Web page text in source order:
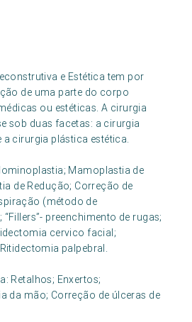
e Estética tem por
de uma parte do corpo
ou estéticas. A cirurgia
sob duas facetas: a cirurgia
cirurgia plástica estética.
Mamoplastia de
de Redução; Correção de
(método de
preenchimento de rugas;
cervico facial;
palpebral.
Retalhos; Enxertos;
da mão; Correção de úlceras de